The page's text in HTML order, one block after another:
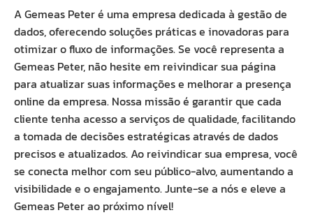
A Gemeas Peter é uma empresa dedicada à gestão de
dados, oferecendo soluções práticas e inovadoras para
otimizar o fluxo de informações. Se você representa a
Gemeas Peter, não hesite em reivindicar sua página
para atualizar suas informações e melhorar a presença
online da empresa. Nossa missão é garantir que cada
cliente tenha acesso a serviços de qualidade, facilitando
a tomada de decisões estratégicas através de dados
precisos e atualizados. Ao reivindicar sua empresa, você
se conecta melhor com seu público-alvo, aumentando a
visibilidade e o engajamento. Junte-se a nós e eleve a
Gemeas Peter ao próximo nível!